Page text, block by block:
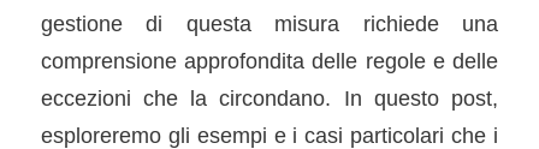
gestione di questa misura richiede una
comprensione approfondita delle regole e delle
eccezioni che la circondano. In questo post,
esploreremo gli esempi e i casi particolari che i